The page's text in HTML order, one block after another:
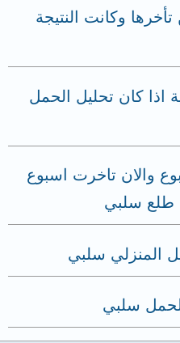
وكانت النتيجة
اذا كان تحليل الحمل
والان تاخرت اسبوع
طلع سلبي
سلبي